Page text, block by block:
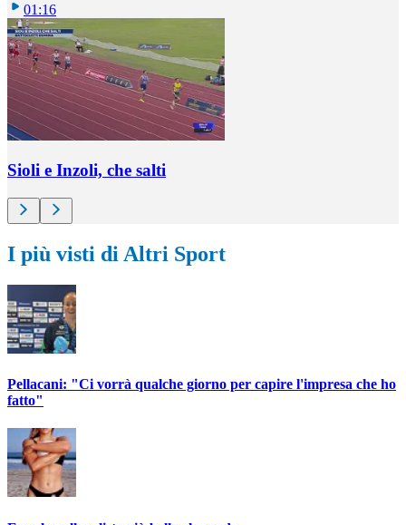
01:16
Sioli e Inzoli, che salti
I più visti di Altri Sport
Pellacani: "Ci vorrà qualche giorno per capire l'impresa che ho
fatto"